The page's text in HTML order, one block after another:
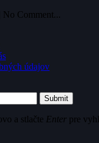
Comment...
údajov
Submit
a stlačte Enter pre